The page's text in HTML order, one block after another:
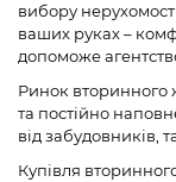
вибору
ваших руках –
допоможе
Ринок вторинного
та постійно
від забудовників,
Купівля